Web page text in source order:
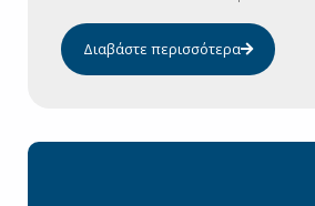
Διαβάστε περισσότερα